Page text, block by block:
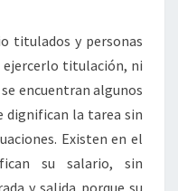
titulados y personas
ejercerlo titulación, ni
encuentran algunos
dignifican la tarea sin
Existen en el
su salario, sin
y salida porque su